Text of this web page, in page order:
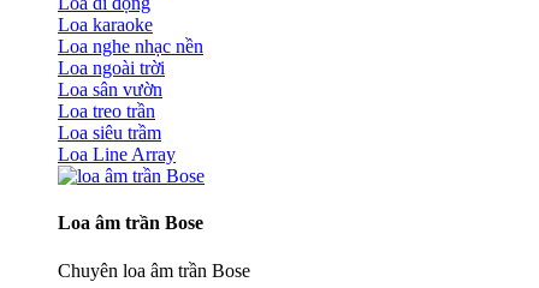
Loa karaoke
Loa nghe nhạc nền
Loa ngoài trời
Loa sân vườn
Loa treo trần
Loa siêu trầm
Loa Line Array
Loa âm trần Bose
Chuyên loa âm trần Bose